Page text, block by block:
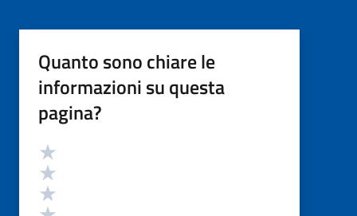
Quanto sono chiare le
informazioni su questa
pagina?
Valutazione